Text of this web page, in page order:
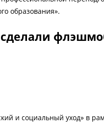
образования».
и социальный уход» в